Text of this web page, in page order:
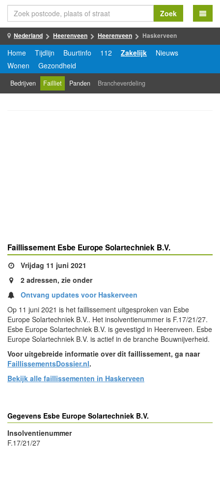
Zoek
Nederland Heerenveen Heerenveen Haskerveen
Home Tijdlijn Buurtinfo 112 Zakelijk
Nieuws
Wonen
Gezondheid
Bedrijven Failliet Panden Brancheverdeling
Faillissement Esbe Europe Solartechniek B.V.
Vrijdag 11 juni 2021
2 adressen, zie onder
Ontvang updates voor Haskerveen
Op 11 juni 2021 is het faillissement uitgesproken van Esbe
Europe Solartechniek B.V.. Het insolventienummer is F.17/21/27.
Esbe Europe Solartechniek B.V. is gevestigd in Heerenveen. Esbe
Europe Solartechniek B.V. is actief in de branche Bouwnijverheid.
Voor uitgebreide informatie over dit faillissement, ga naar
FaillissementsDossier.nl.
Bekijk alle faillissementen in Haskerveen
Gegevens Esbe Europe Solartechniek B.V.
Insolventienummer
F.17/21/27